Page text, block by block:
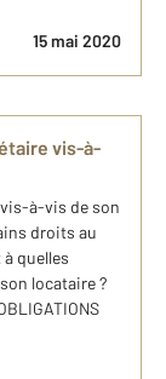
15 mai 2020
vis-à-
à-vis de son
droits au
quelles
locataire ?